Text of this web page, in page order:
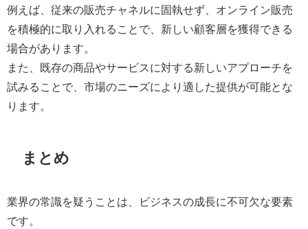
例えば、従来の販売チャネルに固執せず、オンライン販売
を積極的に取り入れることで、新しい顧客層を獲得できる
場合があります。
また、既存の商品やサービスに対する新しいアプローチを
試みることで、市場のニーズにより適した提供が可能とな
ります。
まとめ
業界の常識を疑うことは、ビジネスの成長に不可欠な要素
です。